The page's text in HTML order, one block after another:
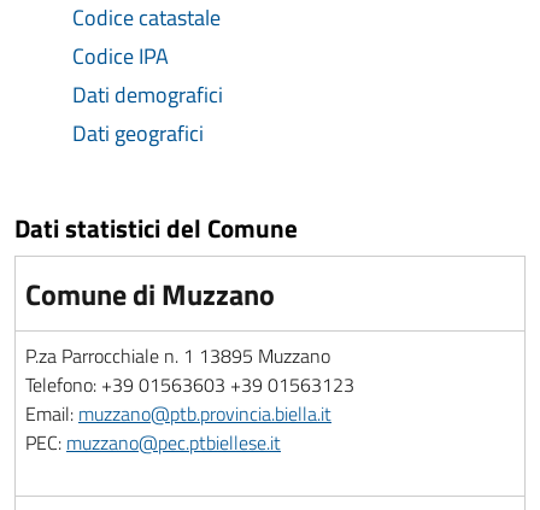
Codice catastale
Codice IPA
Dati demografici
Dati geografici
Dati statistici del Comune
Comune di Muzzano
P.za Parrocchiale n. 1 13895 Muzzano
Telefono: +39 01563603 +39 01563123
Email: muzzano@ptb.provincia.biella.it
PEC: muzzano@pec.ptbiellese.it